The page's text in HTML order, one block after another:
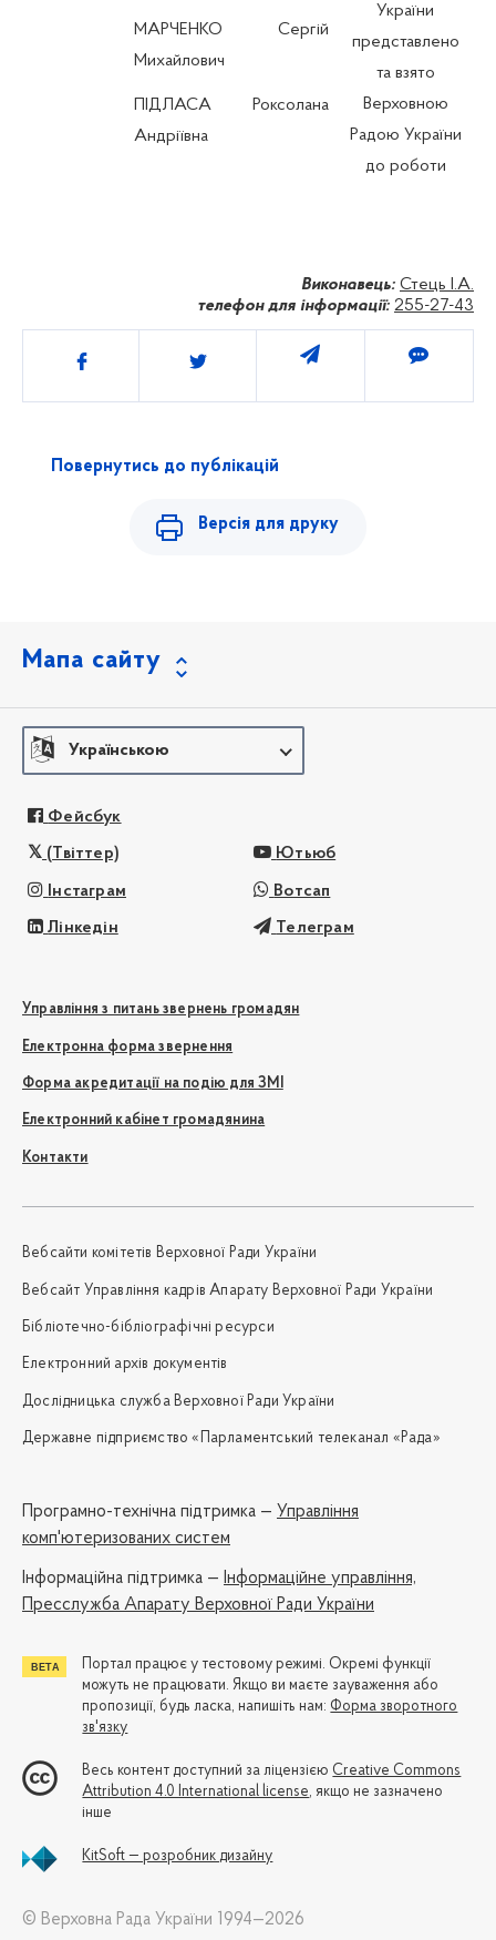
МАРЧЕНКО Сергій
Михайлович
ПІДЛАСА Роксолана
Андріївна
України
представлено
та взято
Верховною
Радою України
до роботи
Виконавець: Стець І.А.
телефон для інформації: 255-27-43
Поділитись
Повернутись до публікацій
Версія для друку
Мапа сайту
Українською
Фейсбук
(Твіттер) Ютьюб
Інстаграм Вотсап
Лінкедін Телеграм
Управління з питань звернень громадян
Електронна форма звернення
Форма акредитації на подію для ЗМІ
Електронний кабінет громадянина
Контакти
Вебсайти комітетів Верховної Ради України
Вебсайт Управління кадрів Апарату Верховної Ради України
Бібліотечно-бібліографічні ресурси
Електронний архів документів
Дослідницька служба Верховної Ради України
Державне підприємство «Парламентський телеканал «Рада»
Програмно-технічна підтримка — Управління
комп'ютеризованих систем
Iнформаційна підтримка — Інформаційне управління,
Пресслужба Апарату Верховної Ради України
Портал працює у тестовому режимі. Окремі функції
можуть не працювати. Якщо ви маєте зауваження або
пропозиції, будь ласка, напишіть нам: Форма зворотного
зв'язку
Весь контент доступний за ліцензією Creative Commons
Attribution 4.0 International license, якщо не зазначено
інше
KitSoft — розробник дизайну
© Верховна Рада України 1994—2026